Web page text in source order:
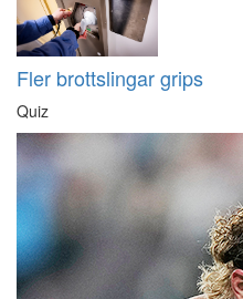
Fler brottslingar grips
Quiz